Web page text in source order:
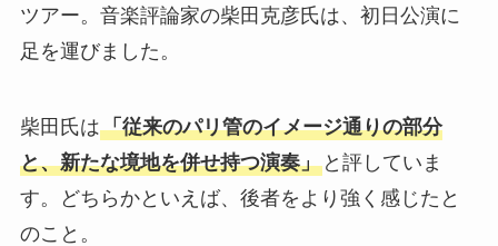
ツアー。音楽評論家の柴田克彦氏は、初日公演に
足を運びました。
柴田氏は「従来のパリ管のイメージ通りの部分
と、新たな境地を併せ持つ演奏」と評していま
す。どちらかといえば、後者をより強く感じたと
のこと。